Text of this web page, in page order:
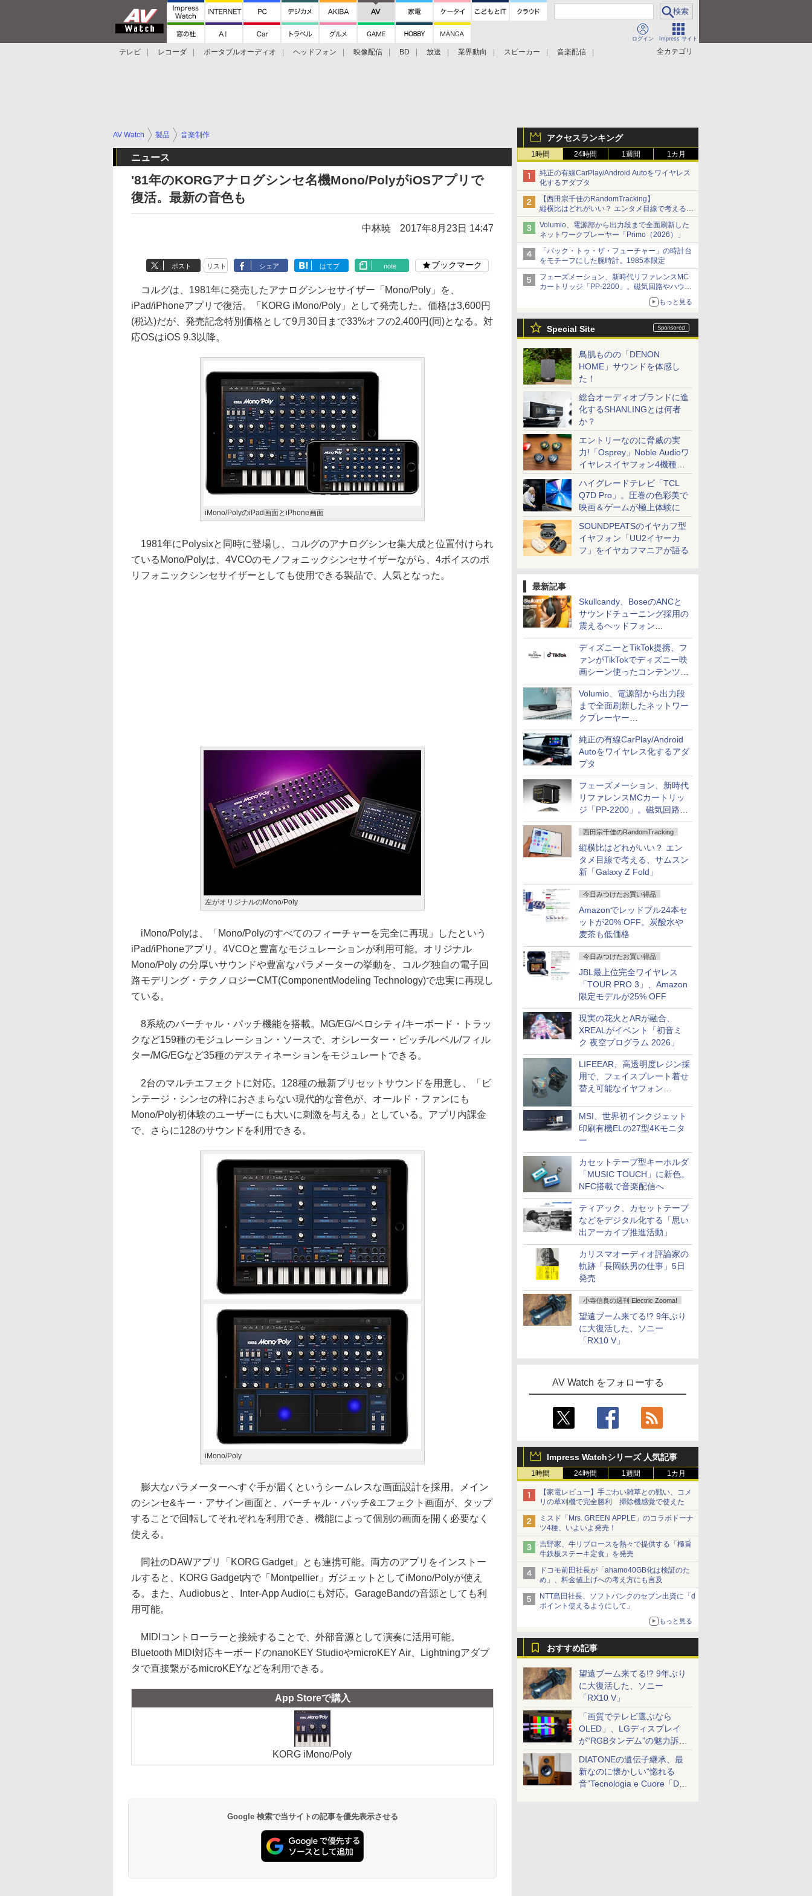
ログイン Impress サイト
全カテゴリ
テレビ レコーダ ポータブルオーディオ ヘッドフォン 映像配信 BD 放送 業界動向 スピーカー
音楽配信
アクセスランキング
1時間 24時間 1週間 1カ月
純正の有線CarPlay/Android Autoをワイヤレス
化するアダプタ
【西田宗千佳のRandomTracking】
縦横比はどれがいい？ エンタメ目線で考える、
サムスン新「Galaxy Z Fold」
Volumio、電源部から出力段まで全面刷新した
ネットワークプレーヤー「Primo（2026）」
「バック・トゥ・ザ・フューチャー」の時計台
をモチーフにした腕時計。1985本限定
フェーズメーション、新時代リファレンスMC
カートリッジ「PP-2200」。磁気回路やハウジ
もっと見る
Special Site
鳥肌ものの「DENON
HOME」サウンドを体感し
た！
総合オーディオブランドに進
化するSHANLINGとは何者
か？
エントリーなのに脅威の実
力!「Osprey」Noble Audioワ
イヤレスイヤフォン4機種を
一気に聴く
ハイグレードテレビ「TCL
Q7D Pro」。圧巻の色彩美で
映画＆ゲームが極上体験に
SOUNDPEATSのイヤカフ型
イヤフォン「UU2イヤーカ
フ」をイヤカフマニアが語る
最新記事
Skullcandy、BoseのANCと
サウンドチューニング採用の
震えるヘッドフォン
「Crusher 1080 ANC」
ディズニーとTikTok提携、フ
ァンがTikTokでディズニー映
画シーン使ったコンテンツ制
作、Disney+にも配信
Volumio、電源部から出力段
まで全面刷新したネットワー
クプレーヤー
「Primo（2026）」
純正の有線CarPlay/Android
Autoをワイヤレス化するアダ
プタ
フェーズメーション、新時代
リファレンスMCカートリッ
ジ「PP-2200」。磁気回路や
ハウジングを根本から見直し
西田宗千佳のRandomTracking
縦横比はどれがいい？ エン
タメ目線で考える、サムスン
新「Galaxy Z Fold」
今日みつけたお買い得品
Amazonでレッドブル24本セ
ットが20% OFF。炭酸水や
麦茶も低価格
今日みつけたお買い得品
JBL最上位完全ワイヤレス
「TOUR PRO 3」、Amazon
限定モデルが25% OFF
現実の花火とARが融合、
XREALがイベント「初音ミ
ク 夜空プログラム 2026」
LIFEEAR、高透明度レジン採
用で、フェイスプレート着せ
替え可能なイヤフォン
MSI、世界初インクジェット
印刷有機ELの27型4Kモニタ
ー
カセットテープ型キーホルダ
「MUSIC TOUCH」に新色。
NFC搭載で音楽配信へ
ティアック、カセットテープ
などをデジタル化する「思い
出アーカイブ推進活動」
カリスマオーディオ評論家の
軌跡「長岡鉄男の仕事」5日
発売
小寺信良の週刊 Electric Zooma!
望遠ブーム来てる!? 9年ぶり
に大復活した、ソニー
「RX10 V」
AV Watch をフォローする
Impress Watchシリーズ 人気記事
1時間 24時間 1週間 1カ月
【家電レビュー】手ごわい雑草との戦い、コメ
リの草刈機で完全勝利 掃除機感覚で使えた
ミスド「Mrs. GREEN APPLE」のコラボドーナ
ツ4種、いよいよ発売！
吉野家、牛リブロースを熱々で提供する「極旨
牛鉄板ステーキ定食」を発売
ドコモ前田社長が「ahamo40GB化は検証のた
め」、料金値上げへの考え方にも言及
NTT島田社長、ソフトバンクのセブン出資に「d
ポイント使えるようにして」
もっと見る
おすすめ記事
望遠ブーム来てる!? 9年ぶり
に大復活した、ソニー
「RX10 V」
「画質でテレビ選ぶなら
OLED」、LGディスプレイ
が“RGBタンデム”の魅力訴
求。液晶とのガチ比較も
DIATONEの遺伝子継承、最
新なのに懐かしい“惚れる
音”Tecnologia e Cuore「DS-
AV Watch 製品 音楽制作
ニュース
'81年のKORGアナログシンセ名機Mono/PolyがiOSアプリで
復活。最新の音色も
中林暁 2017年8月23日 14:47
ポスト リスト シェア はてブ note ブックマーク
コルグは、1981年に発売したアナログシンセサイザー「Mono/Poly」を、
iPad/iPhoneアプリで復活。「KORG iMono/Poly」として発売した。価格は3,600円
(税込)だが、発売記念特別価格として9月30日まで33%オフの2,400円(同)となる。対
応OSはiOS 9.3以降。
iMono/PolyのiPad画面とiPhone画面
1981年にPolysixと同時に登場し、コルグのアナログシンセ集大成と位置付けられ
ているMono/Polyは、4VCOのモノフォニックシンセサイザーながら、4ボイスのポ
リフォニックシンセサイザーとしても使用できる製品で、人気となった。
左がオリジナルのMono/Poly
iMono/Polyは、「Mono/Polyのすべてのフィーチャーを完全に再現」したという
iPad/iPhoneアプリ。4VCOと豊富なモジュレーションが利用可能。オリジナル
Mono/Poly の分厚いサウンドや豊富なパラメーターの挙動を、コルグ独自の電子回
路モデリング・テクノロジーCMT(ComponentModeling Technology)で忠実に再現し
ている。
8系統のバーチャル・パッチ機能を搭載。MG/EG/ベロシティ/キーボード・トラッ
クなど159種のモジュレーション・ソースで、オシレーター・ピッチ/レベル/フィル
ター/MG/EGなど35種のデスティネーションをモジュレートできる。
2台のマルチエフェクトに対応。128種の最新プリセットサウンドを用意し、「ビ
ンテージ・シンセの枠におさまらない現代的な音色が、オールド・ファンにも
Mono/Poly初体験のユーザーにも大いに刺激を与える」としている。アプリ内課金
で、さらに128のサウンドを利用できる。
iMono/Poly
膨大なパラメーターへすぐ手が届くというシームレスな画面設計を採用。メイン
のシンセ&キー・アサイン画面と、バーチャル・パッチ&エフェクト画面が、タップ
することで回転してそれぞれを利用でき、機能によって個別の画面を開く必要なく
使える。
同社のDAWアプリ「KORG Gadget」とも連携可能。両方のアプリをインストー
ルすると、KORG Gadget内で「Montpellier」ガジェットとしてiMono/Polyが使え
る。また、Audiobusと、Inter-App Audioにも対応。GarageBandの音源としても利
用可能。
MIDIコントローラーと接続することで、外部音源として演奏に活用可能。
Bluetooth MIDI対応キーボードのnanoKEY StudioやmicroKEY Air、Lightningアダプ
タで直接繋がるmicroKEYなどを利用できる。
App Storeで購入
KORG iMono/Poly
Google 検索で当サイトの記事を優先表示させる